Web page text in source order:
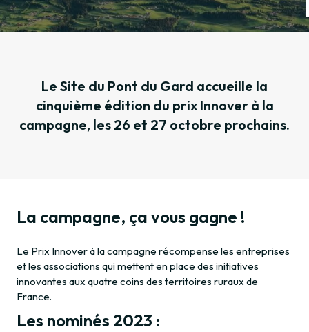
Le Site du Pont du Gard accueille la
cinquième édition du prix Innover à la
campagne, les 26 et 27 octobre prochains.
La campagne, ça vous gagne !
Le Prix Innover à la campagne récompense les entreprises
et les associations qui mettent en place des initiatives
innovantes aux quatre coins des territoires ruraux de
France.
Les nominés 2023 :